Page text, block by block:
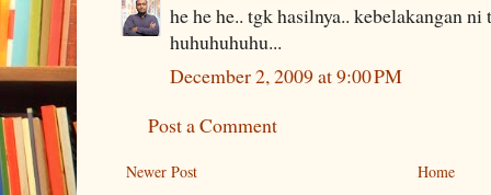
he he he.. tgk hasilnya.. kebelakangan
huhuhuhuhu...
December 2, 2009 at 9:00 PM
Post a Comment
Newer Post Home